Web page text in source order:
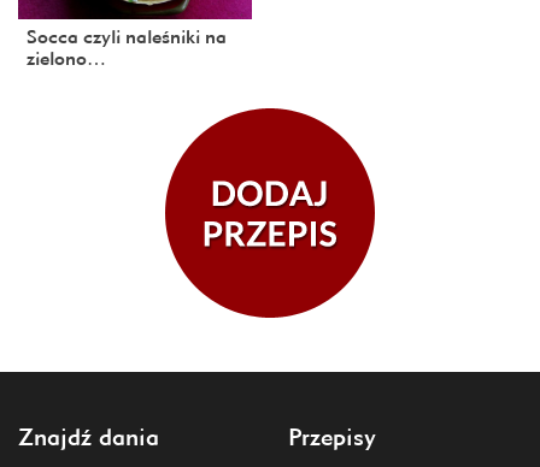
Socca czyli naleśniki na
zielono…
Znajdź dania Przepisy